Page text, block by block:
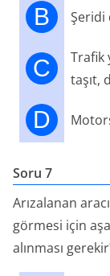
B Şeridi
C
Trafik
taşıt,
D
Soru 7
Arızalanan
görmesi için
alınması